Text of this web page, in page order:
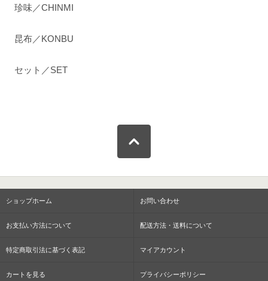
珍味／CHINMI
昆布／KONBU
セット／SET
ショップホーム お問い合わせ
お支払い方法について 配送方法・送料について
特定商取引法に基づく表記 マイアカウント
カートを見る プライバシーポリシー